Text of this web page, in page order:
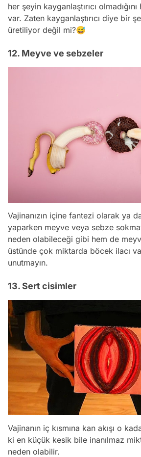
her şeyin kayganlaştırıcı
var. Zaten kayganlaştırıcı diye bir
üretiliyor değil mi?😅
12. Meyve ve sebzeler
Vajinanızın içine fantezi olarak ya
yaparken meyve veya sebze
neden olabileceği gibi hem de
üstünde çok miktarda böcek ilacı
unutmayın.
13. Sert cisimler
Vajinanın iç kısmına kan akışı o
ki en küçük kesik bile inanılmaz
neden olabilir.